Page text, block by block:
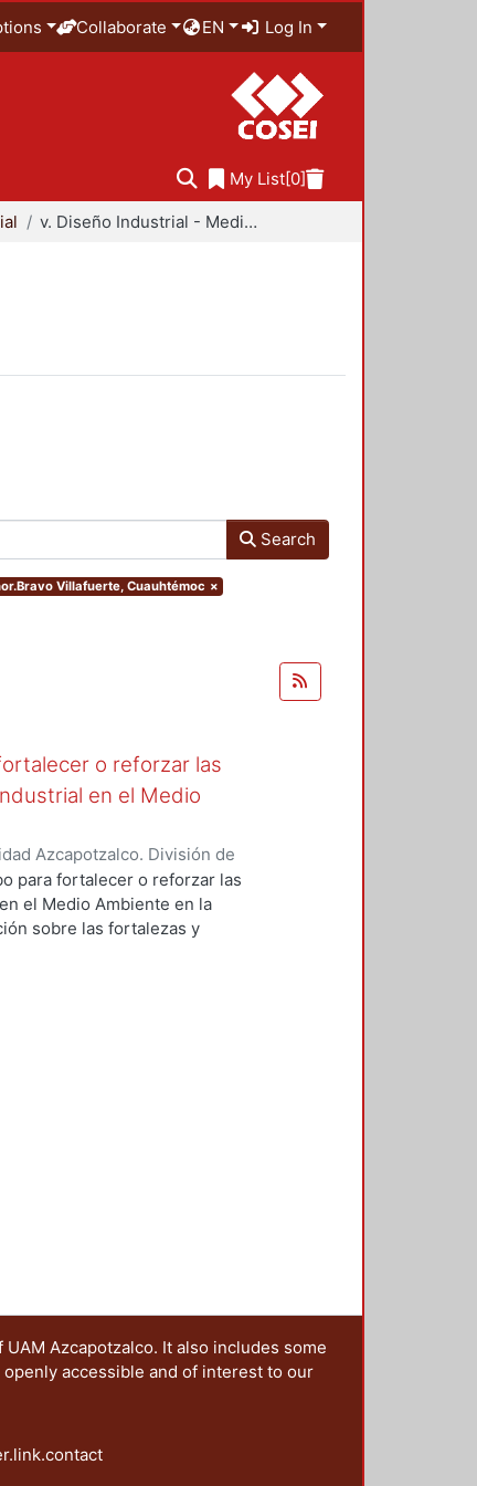
Collaborate EN Log In
My List[0]
v. Diseño Industrial - Medio Ambiente
Search
Villafuerte, Cuauhtémoc ×
o reforzar las
en el Medio
Azcapotzalco. División de
Ambiente para el Diseño.
Luis Yoshiaki;Fernández
Seade, Haydeé Alejandra
para fortalecer o reforzar las
el Medio Ambiente en la
sobre las fortalezas y
Azcapotzalco. It also includes some
accessible and of interest to our